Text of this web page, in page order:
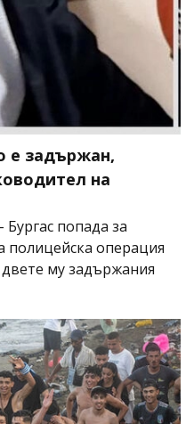
е задържан,
на
попада за
полицейска операция
двете му задържания